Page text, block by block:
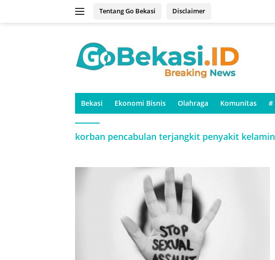
Tentang Go Bekasi Disclaimer
Bekasi Ekonomi Bisnis Olahraga Komunitas #
korban pencabulan terjangkit penyakit kelamin